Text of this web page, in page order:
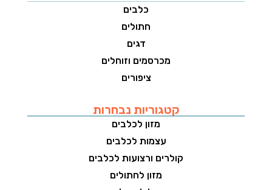
כלבים
חתולים
דגים
מכרסמים וזוחלים
ציפורים
קטגוריות נבחרות
מזון לכלבים
עצמות לכלבים
קולרים ורצועות לכלבים
מזון לחתולים